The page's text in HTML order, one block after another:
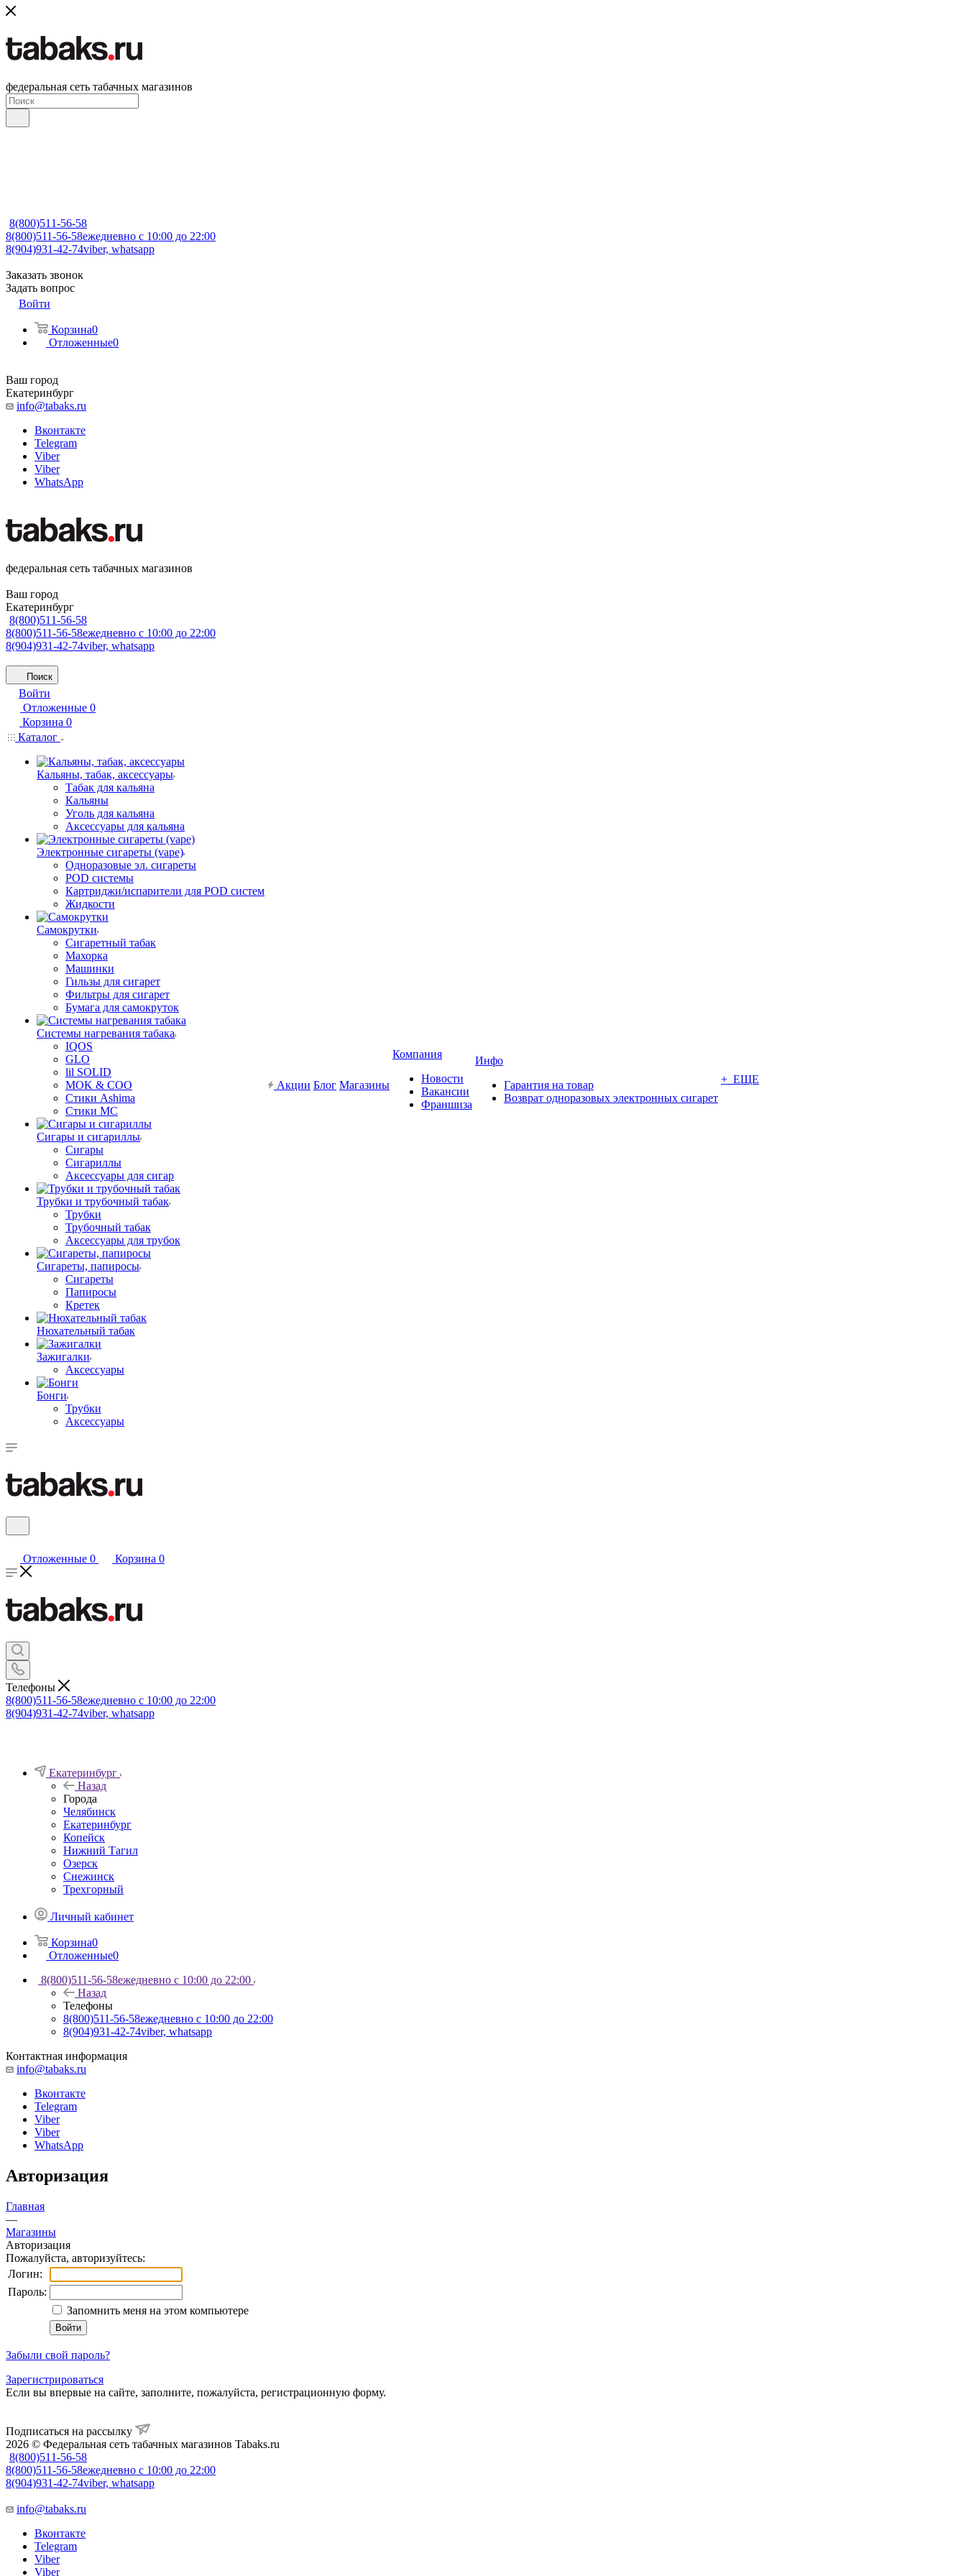
федеральная сеть табачных магазинов
8(800)511-56-58
8(800)511-56-58ежедневно с 10:00 до 22:00
8(904)931-42-74viber, whatsapp
Заказать звонок
Задать вопрос
Войти
Корзина0
Отложенные0
Ваш город
Екатеринбург
info@tabaks.ru
Вконтакте
Telegram
Viber
Viber
WhatsApp
федеральная сеть табачных магазинов
Ваш город
Екатеринбург
8(800)511-56-58
8(800)511-56-58ежедневно с 10:00 до 22:00
8(904)931-42-74viber, whatsapp
Поиск
Войти
Отложенные 0
Корзина 0
Каталог
Кальяны, табак, аксессуары
Табак для кальяна
Кальяны
Уголь для кальяна
Аксессуары для кальяна
Электронные сигареты (vape)
Одноразовые эл. сигареты
POD системы
Картриджи/испарители для POD систем
Жидкости
Самокрутки
Сигаретный табак
Махорка
Машинки
Гильзы для сигарет
Фильтры для сигарет
Бумага для самокруток
Системы нагревания табака
IQOS
GLO
lil SOLID
MOK & COO
Стики Ashima
Стики MC
Сигары и сигариллы
Сигары
Сигариллы
Аксессуары для сигар
Трубки и трубочный табак
Трубки
Трубочный табак
Аксессуары для трубок
Сигареты, папиросы
Сигареты
Папиросы
Кретек
Нюхательный табак
Зажигалки
Аксессуары
Бонги
Трубки
Аксессуары
Акции Блог Магазины
Компания
Новости
Вакансии
Франшиза
Инфо
Гарантия на товар
Возврат одноразовых электронных сигарет
+ ЕЩЕ
Отложенные 0 Корзина 0
Телефоны
8(800)511-56-58ежедневно с 10:00 до 22:00
8(904)931-42-74viber, whatsapp
Екатеринбург
Назад
Города
Челябинск
Екатеринбург
Копейск
Нижний Тагил
Озерск
Снежинск
Трехгорный
Личный кабинет
Корзина0
Отложенные0
8(800)511-56-58ежедневно с 10:00 до 22:00
Назад
Телефоны
8(800)511-56-58ежедневно с 10:00 до 22:00
8(904)931-42-74viber, whatsapp
Контактная информация
info@tabaks.ru
Вконтакте
Telegram
Viber
Viber
WhatsApp
Авторизация
Главная
—
Магазины
Авторизация
Пожалуйста, авторизуйтесь:
Логин:
Пароль:
Запомнить меня на этом компьютере
Забыли свой пароль?
Зарегистрироваться
Если вы впервые на сайте, заполните, пожалуйста, регистрационную форму.
Подписаться на рассылку
2026 © Федеральная сеть табачных магазинов Tabaks.ru
8(800)511-56-58
8(800)511-56-58ежедневно с 10:00 до 22:00
8(904)931-42-74viber, whatsapp
info@tabaks.ru
Вконтакте
Telegram
Viber
Viber